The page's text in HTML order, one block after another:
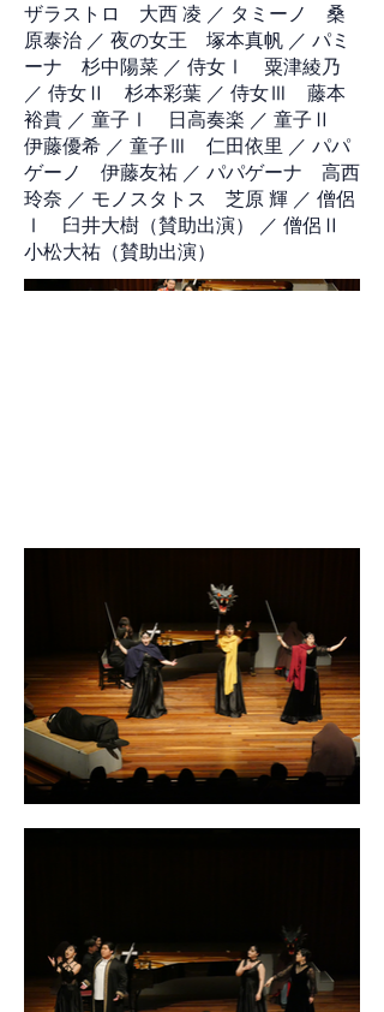
ザラストロ 大西 凌 ／ タミーノ 桑
原泰治 ／ 夜の女王 塚本真帆 ／ パミ
ーナ 杉中陽菜 ／ 侍女Ⅰ 粟津綾乃
／ 侍女Ⅱ 杉本彩葉 ／ 侍女Ⅲ 藤本
裕貴 ／ 童子Ⅰ 日高奏楽 ／ 童子Ⅱ
伊藤優希 ／ 童子Ⅲ 仁田依里 ／ パパ
ゲーノ 伊藤友祐 ／ パパゲーナ 高西
玲奈 ／ モノスタトス 芝原 輝 ／ 僧侶
Ⅰ 臼井大樹（賛助出演） ／ 僧侶Ⅱ
小松大祐（賛助出演）